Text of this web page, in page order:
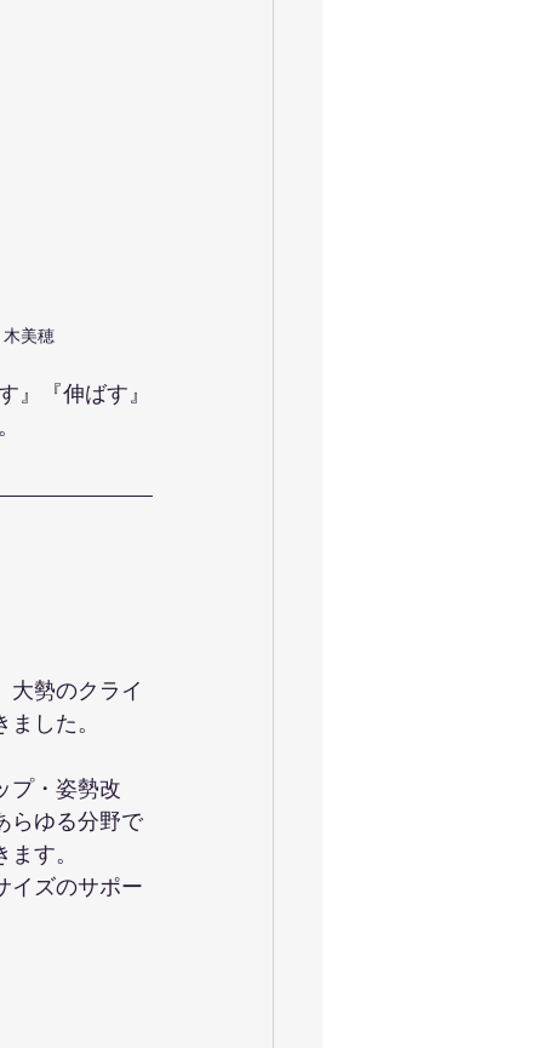
木美穂
』『伸ばす』
大勢のクライ
した。
プ・姿勢改
らゆる分野で
す。
イズのサポー